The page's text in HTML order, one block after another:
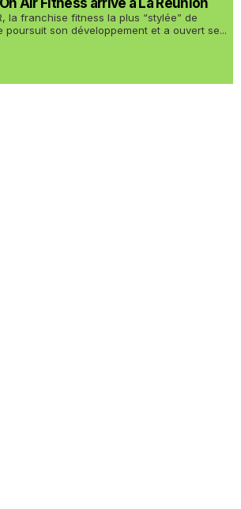
Air Fitness arrive à La Réunion
la franchise fitness la plus “stylée” de
poursuit son développement et a ouvert se...